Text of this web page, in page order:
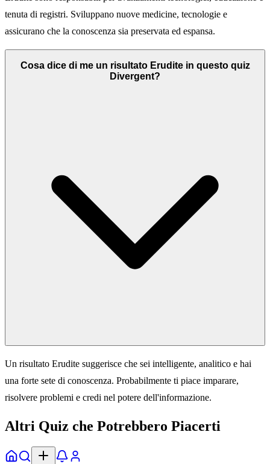
tenuta di registri. Sviluppano nuove medicine, tecnologie e
assicurano che la conoscenza sia preservata ed espansa.
Cosa dice di me un risultato Erudite in questo quiz
Divergent?
Un risultato Erudite suggerisce che sei intelligente, analitico e hai
una forte sete di conoscenza. Probabilmente ti piace imparare,
risolvere problemi e credi nel potere dell'informazione.
Altri Quiz che Potrebbero Piacerti
HomeEsplora Notifiche